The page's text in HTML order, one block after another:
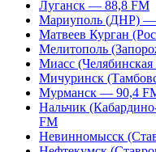
Луганск — 88,8 FM
Мариуполь (ДНР) —
Матвеев Курган
Мелитополь
Миасс
Мичуринск
Мурманск — 90,4
Нальчик
FM
Невинномысск